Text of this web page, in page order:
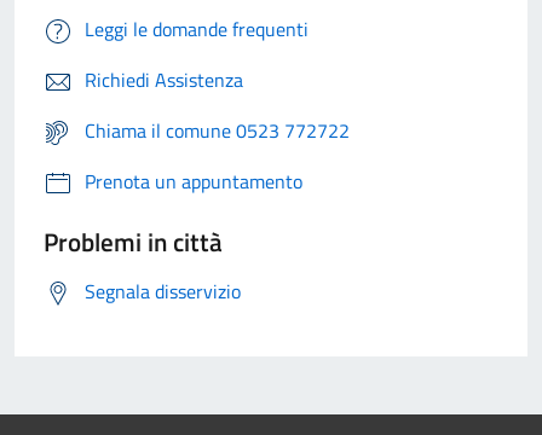
Leggi le domande frequenti
Richiedi Assistenza
Chiama il comune 0523 772722
Prenota un appuntamento
Problemi in città
Segnala disservizio